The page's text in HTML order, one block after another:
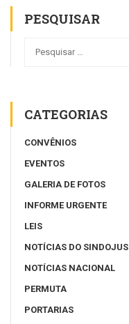
PESQUISAR
CATEGORIAS
CONVÊNIOS
EVENTOS
GALERIA DE FOTOS
INFORME URGENTE
LEIS
NOTÍCIAS DO SINDOJUS
NOTÍCIAS NACIONAL
PERMUTA
PORTARIAS